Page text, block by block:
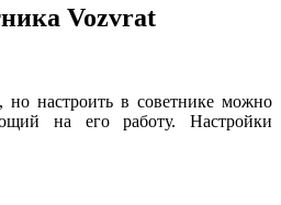
Vozvrat
но настроить в советнике можно
на его работу. Настройки